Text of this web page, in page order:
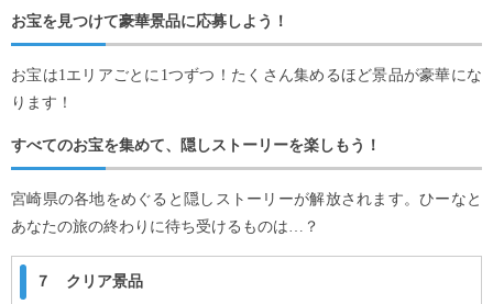
お宝を見つけて豪華景品に応募しよう！
お宝は1エリアごとに1つずつ！たくさん集めるほど景品が豪華にな
ります！
すべてのお宝を集めて、隠しストーリーを楽しもう！
宮崎県の各地をめぐると隠しストーリーが解放されます。ひーなと
あなたの旅の終わりに待ち受けるものは…？
７ クリア景品